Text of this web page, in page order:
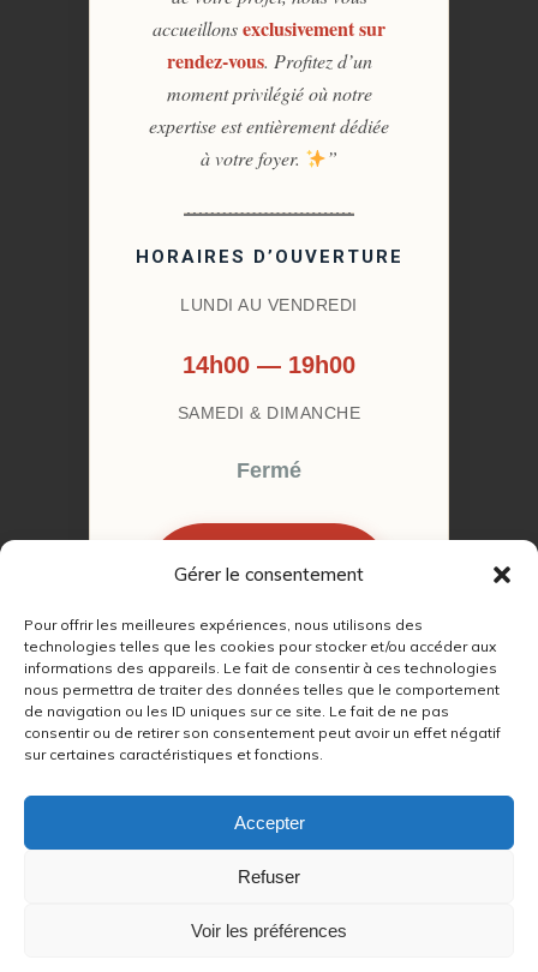
Gérer le consentement
Pour offrir les meilleures expériences, nous utilisons des
technologies telles que les cookies pour stocker et/ou accéder aux
informations des appareils. Le fait de consentir à ces technologies
nous permettra de traiter des données telles que le comportement
de navigation ou les ID uniques sur ce site. Le fait de ne pas
consentir ou de retirer son consentement peut avoir un effet négatif
sur certaines caractéristiques et fonctions.
Accepter
Refuser
Voir les préférences
accueillonsexclusivement sur
rendez-vous. Profitez d’un
moment privilégié où notre
expertise est entièrement dédiée
à votre foyer.
”
HORAIRES D’OUVERTURE
LUNDI AU VENDREDI
14h00 — 19h00
SAMEDI & DIMANCHE
Fermé
RENDEZ-VOUS
© 2022 – 2026Autour du Feu 77
RGPD
lien|